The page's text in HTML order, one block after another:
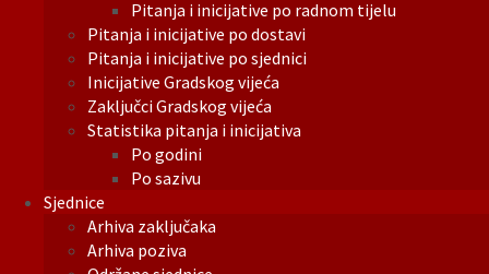
Pitanja i inicijative po radnom tijelu
Pitanja i inicijative po dostavi
Pitanja i inicijative po sjednici
Inicijative Gradskog vijeća
Zaključci Gradskog vijeća
Statistika pitanja i inicijativa
Po godini
Po sazivu
Sjednice
Arhiva zaključaka
Arhiva poziva